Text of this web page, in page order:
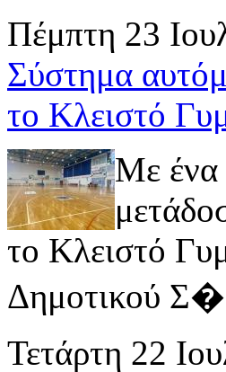
Πέμπτη 23
Σύστημα
το Κλειστό
Με ένα
το Κλειστό
Δημοτικού
Τετάρτη 22